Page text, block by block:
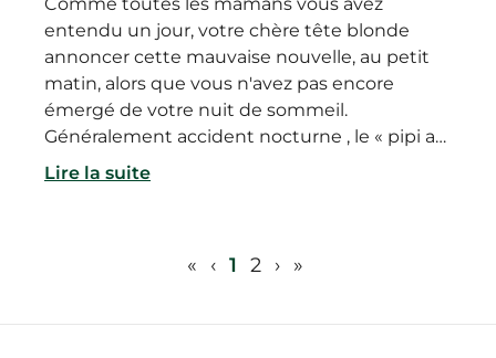
entendu un jour, votre chère tête blonde
annoncer cette mauvaise nouvelle, au petit
matin, alors que vous n'avez pas encore
émergé de votre nuit de sommeil.
Généralement accident nocturne , le « pipi au
lit » peut devenir un vrai problème « l'énurésie
Lire la suite
« ‹ 1 2 › »